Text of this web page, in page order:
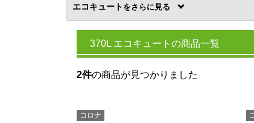
エコキュート を
370L エコキュートの商品一覧
2件の商品が見つかりました
コロナ